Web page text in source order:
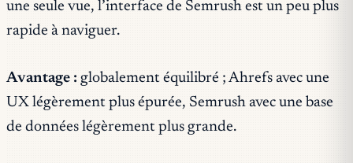
une seule vue, l’interface de Semrush est un peu plus
rapide à naviguer.
Avantage : globalement équilibré ; Ahrefs avec une
UX légèrement plus épurée, Semrush avec une base
de données légèrement plus grande.